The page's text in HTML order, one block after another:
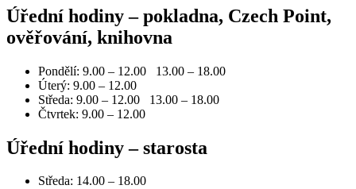
Úřední hodiny – pokladna, Czech Point,
ověřování, knihovna
Pondělí: 9.00 – 12.00 13.00 – 18.00
Úterý: 9.00 – 12.00
Středa: 9.00 – 12.00 13.00 – 18.00
Čtvrtek: 9.00 – 12.00
Úřední hodiny – starosta
Středa: 14.00 – 18.00